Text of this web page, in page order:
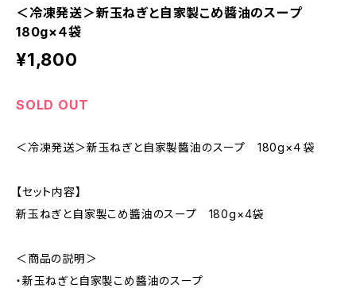
＜冷凍発送＞新玉ねぎと自家製こめ醬油のスープ
180g×４袋
¥1,800
SOLD OUT
＜冷凍発送＞新玉ねぎと自家製醬油のスープ 180g×４袋
【セット内容】
新玉ねぎと自家製こめ醬油のスープ 180g×4袋
＜商品の説明＞
・新玉ねぎと自家製こめ醬油のスープ